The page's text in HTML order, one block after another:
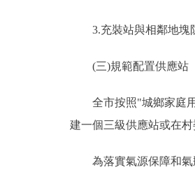
3.充裝站與相鄰地塊
(三)規範配置供應站
全市按照"城鄉家庭用
建一個三級供應站或在
為落實氣源保障和氣